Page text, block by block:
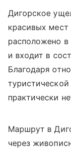
Дигорское
красивых
расположено в
и входит в
Благодаря
туристической
практически
Маршрут в
через